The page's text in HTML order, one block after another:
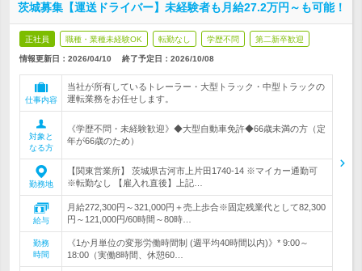
茨城募集【運送ドライバー】未経験者も月給27.2万円～も可能！
正社員 職種・業種未経験OK 転勤なし 学歴不問 第二新卒歓迎
情報更新日：2026/04/10 終了予定日： 2026/10/08
仕事内容
当社が所有しているトレーラー・大型トラック・中型トラックの
運転業務をお任せします。
対象と
なる方
《学歴不問・未経験歓迎》◆大型自動車免許◆66歳未満の方（定
年が66歳のため）
勤務地
【関東営業所】 茨城県古河市上片田1740-14 ※マイカー通勤可
※転勤なし 【雇入れ直後】上記…
給与
月給272,300円～321,000円＋売上歩合※固定残業代として82,300
円～121,000円/60時間～80時…
勤務
時間
《1か月単位の変形労働時間制 (週平均40時間以内)》* 9:00～
18:00（実働8時間、休憩60…